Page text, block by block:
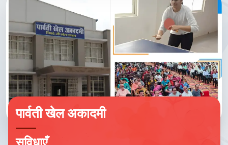
पार्वती खेल अकादमी